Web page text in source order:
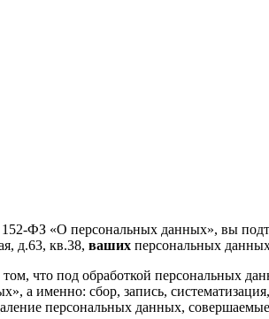
ФЗ «О персональных данных», вы
д.63, кв.38, ваших персональных
что под обработкой персональных
а именно: сбор, запись,
персональных данных,